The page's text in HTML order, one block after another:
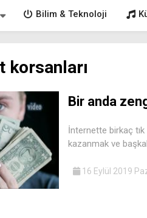
Bilim & Teknoloji
korsanları
Bir anda
İnternette birkaç
kazanmak ve
16 Eylül 2019